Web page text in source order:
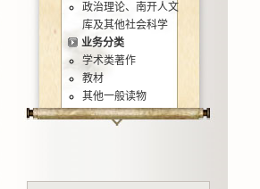
政治理论、南开人文
库及其他社会科学
业务分类
学术类著作
教材
其他一般读物